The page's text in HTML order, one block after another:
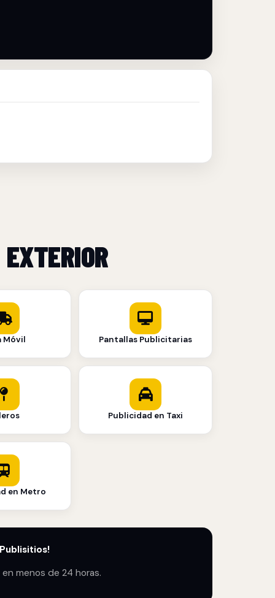
Móvil Pantallas Publicitarias
Publicidad en Taxi
en Metro
menos de 24 horas.